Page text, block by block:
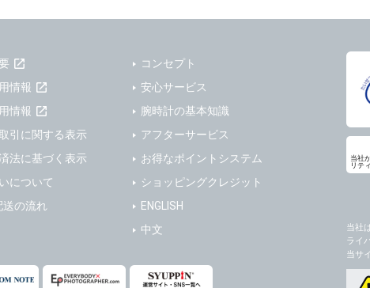
の同意がある場合。なお第三者に提供する場合には原則として、機密保持、再提供の
を契約の条件といたします。
により開示を求められた場合。
または公衆の生命、身体又は財産の保護のために必要がある場合であって、本人の同
意を得ることにより当該事務の遂行に支障を及ぼすおそれがあるとき。
円滑に進めるために、外部業者に個人データの一部又は全部の処理を委託する場合（
個人情報の提供はお客様の任意ですが、必要な個人情報をご提供いただけない場合、
了承下さい。
ものとします。
一年以上に亘って使用がないユーザーIDとこれに伴う個人情報を抹消することができ
ーID、パスワード、メールアドレス及びこれに伴う個人情報の管理不十分、使用上の
ザーが負うものとし、弊社は一切責任を負いません。
ーは、メールアドレスその他の登録事項に変更が生じた場合、直ちに弊社所定の変更
ユーザーの入会申込により知り得た情報、またはユーザーが本サイト及び本サービス
以下の項目に該当する場合に利用することができるものとします。
た情報のみを開示し、ユーザーの個人情報を表示しない場合。
ーが個人情報の開示について同意している場合。
情報
情報
引に関する表示
法に基づく表示
について
の流れ
コンセプト
安心サービス
腕時計の基本知識
アフターサービス
お得なポイントシステム
ショッピングクレジット
ENGLISH
中文
当社
リテ
当社
ライ
当サ